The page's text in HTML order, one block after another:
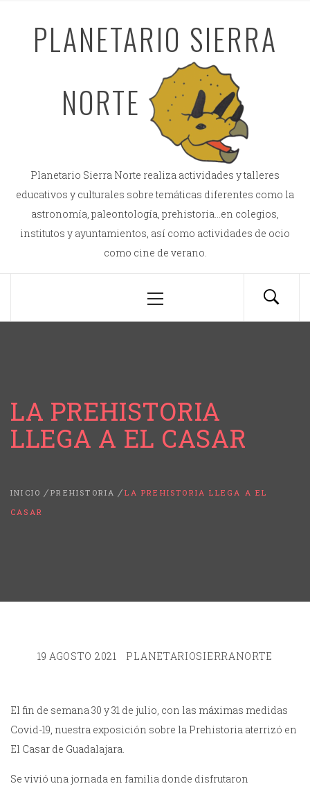
PLANETARIO SIERRA
NORTE
Planetario Sierra Norte realiza actividades y talleres
educativos y culturales sobre temáticas diferentes como la
astronomía, paleontología, prehistoria…en colegios,
institutos y ayuntamientos, así como actividades de ocio
como cine de verano.
principal
LA PREHISTORIA
LLEGA A EL CASAR
INICIO PREHISTORIA
LA PREHISTORIA LLEGA A EL
CASAR
19 AGOSTO 2021 PLANETARIOSIERRANORTE
El fin de semana 30 y 31 de julio, con las máximas medidas
Covid-19, nuestra exposición sobre la Prehistoria aterrizó en
El Casar de Guadalajara.
Se vivió una jornada en familia donde disfrutaron